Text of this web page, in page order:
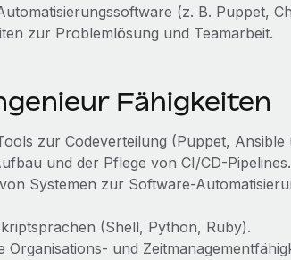
(z. B. Puppet,
zur Problemlösung und Teamarbeit.
Fähigkeiten
zur Codeverteilung (Puppet, Ansible
und der Pflege von CI/CD-Pipelines.
Systemen zur Software-
(Shell, Python, Ruby).
Organisations- und